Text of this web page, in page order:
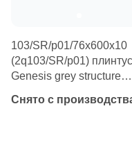
103/SR/p01/76x600x10
(2q103/SR/p01) плинтус
Genesis grey structure
Снято с